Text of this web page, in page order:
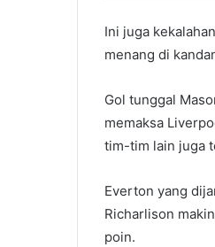
Ini juga
menang di
Gol tunggal
memaksa
tim-tim lain juga
Everton yang
Richarlison
poin.